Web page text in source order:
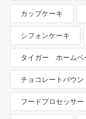
カップケーキ
シフォンケーキ
タイガー ホームベ
チョコレートパウン
フードプロセッサー